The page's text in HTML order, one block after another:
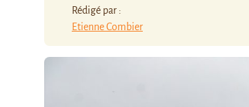
Rédigé par :
Etienne Combier